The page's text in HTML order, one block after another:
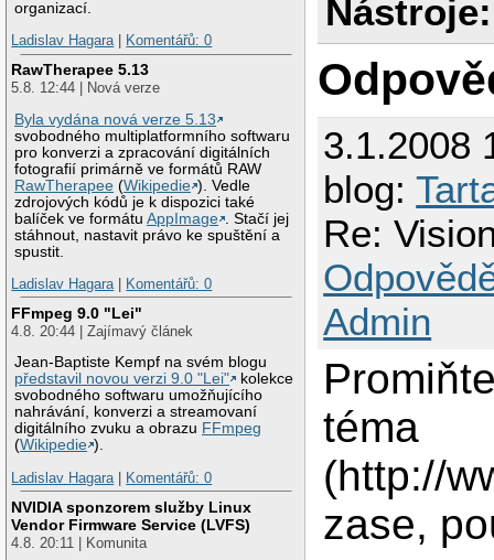
organizací.
Ladislav Hagara| Komentářů: 0
RawTherapee 5.13
5.8. 12:44 | Nová verze
Byla vydána nová verze 5.13
svobodného multiplatformního softwaru
pro konverzi a zpracování digitálních
fotografií primárně ve formátů RAW
RawTherapee (Wikipedie ). Vedle
zdrojových kódů je k dispozici také
balíček ve formátuAppImage
. Stačí jej
stáhnout, nastavit právo ke spuštění a
spustit.
Ladislav Hagara| Komentářů: 0
FFmpeg 9.0 "Lei"
4.8. 20:44 | Zajímavý článek
Jean-Baptiste Kempf na svém blogu
představil novou verzi 9.0 "Lei"
kolekce
svobodného softwaru umožňujícího
nahrávání, konverzi a streamovaní
digitálního zvuku a obrazu FFmpeg
(Wikipedie ).
Ladislav Hagara| Komentářů: 0
NVIDIA sponzorem služby Linux
Vendor Firmware Service (LVFS)
4.8. 20:11 | Komunita
Nástroje:
3.1.2008
blog:
Re:
Admin
téma
(http://
zase,